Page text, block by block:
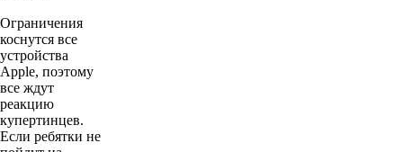
Ограничения
коснутся все
устройства
Apple, поэтому
все ждут
реакцию
купертинцев.
Если ребятки не